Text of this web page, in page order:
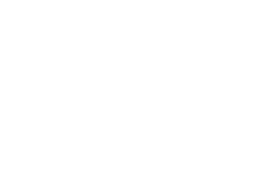
måde, der ikke er tilladt i
en arkiv- eller
kopi af softwaren til brug